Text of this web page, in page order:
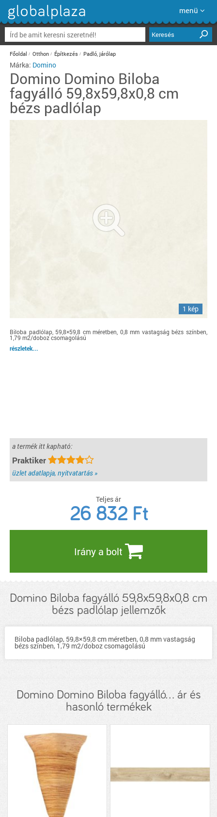
menü
Keresés
Főoldal Otthon Építkezés Padló, járólap
Márka: Domino
Domino Domino Biloba
fagyálló 59,8x59,8x0,8 cm
bézs padlólap
1 kép
Biloba padlólap, 59,8×59,8 cm méretben, 0,8 mm vastagság bézs színben,
1,79 m2/doboz csomagolású
részletek...
a termék itt kapható:
Praktiker
üzlet adatlapja, nyitvatartás »
Teljes ár
26 832 Ft
Irány a bolt
Domino Biloba fagyálló 59,8x59,8x0,8 cm
bézs padlólap jellemzők
Biloba padlólap, 59,8×59,8 cm méretben, 0,8 mm vastagság
bézs színben, 1,79 m2/doboz csomagolású
Domino Domino Biloba fagyálló... ár és
hasonló termékek